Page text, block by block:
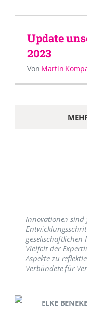
Update
2023
Von Martin
Innovationen
gesellschaftlichen
Vielfalt der
Aspekte zu
Verbündete für
ELKE BENEKE